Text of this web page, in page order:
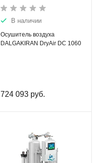
В наличии
Осушитель воздуха
DALGAKIRAN DryAir DC 1060
724 093 руб.